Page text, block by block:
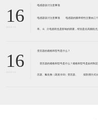
16
电感器设计注意事项
电感器设计注意事项 电感器的频率特性主要由三个因素影响 A、磁芯材料损耗的影响是最主要的，它导致Q值
率。 B、介电损耗也是影响的因素，特别是在高频段尤为明显。 C、第三个影响因素是分布电容和电感的自谐振效应。 自谐振频率对电感
16
变压器的规格和型号是什么？
变压器的规格和型号是什么？规格和型号是如何
压器、氟化物（蒸发冷却）变压器。 按防潮方式